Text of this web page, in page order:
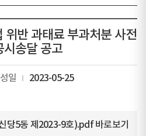
반 과태료 부과처분 사전
시송달 공고
일
2023-05-25
당5동 제2023-9호).pdf 바로보기